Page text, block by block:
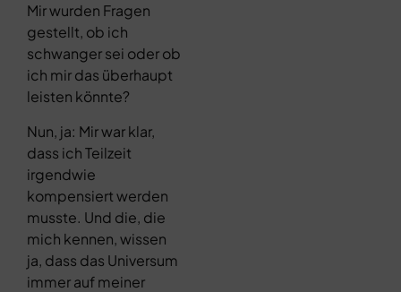
Mir wurden Fragen
gestellt, ob ich
schwanger sei oder ob
ich mir das überhaupt
leisten könnte?
Nun, ja: Mir war klar,
dass ich Teilzeit
irgendwie
kompensiert werden
musste. Und die, die
mich kennen, wissen
ja, dass das Universum
immer auf meiner